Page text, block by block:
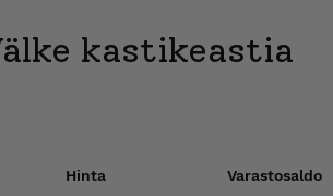
kastikeastia
Hinta Varastosaldo